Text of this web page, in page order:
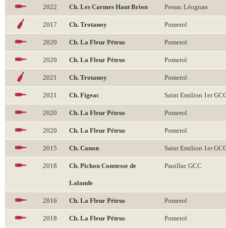
2022 Ch. Les Carmes Haut Brion Pessac Léognan
2017 Ch. Trotanoy Pomerol
2020 Ch. La Fleur Pétrus Pomerol
2020 Ch. La Fleur Pétrus Pomerol
2021 Ch. Trotanoy Pomerol
2021 Ch. Figeac Saint Emilion 1er
2020 Ch. La Fleur Pétrus Pomerol
2020 Ch. La Fleur Pétrus Pomerol
2015 Ch. Canon Saint Emilion 1er
2018 Ch. Pichon Comtesse de
Lalande
Pauillac GCC
2016 Ch. La Fleur Pétrus Pomerol
2018 Ch. La Fleur Pétrus Pomerol